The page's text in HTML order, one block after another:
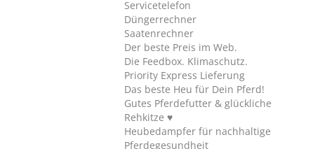
Servicetelefon
Düngerrechner
Saatenrechner
Der beste Preis im Web.
Die Feedbox. Klimaschutz.
Priority Express Lieferung
Das beste Heu für Dein Pferd!
Gutes Pferdefutter & glückliche
Rehkitze ♥
Heubedampfer für nachhaltige
Pferdegesundheit